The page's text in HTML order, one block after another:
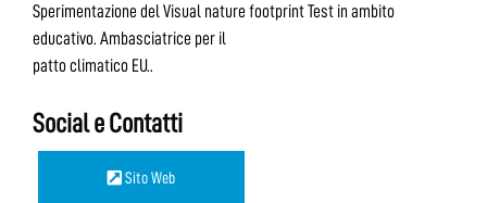
Sperimentazione del Visual nature footprint Test in ambito
educativo. Ambasciatrice per il
patto climatico EU..
Social e Contatti
Sito Web